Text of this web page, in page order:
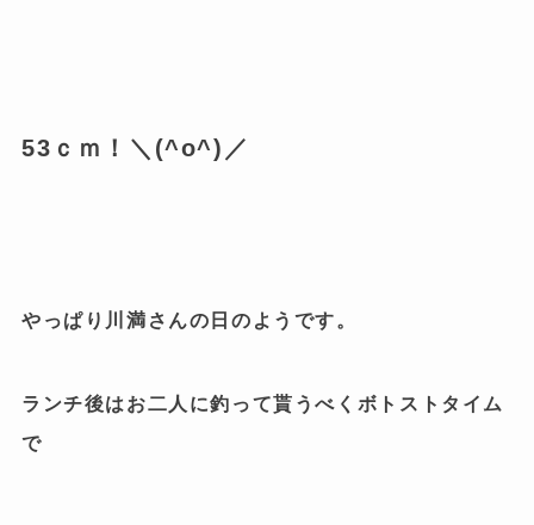
53ｃｍ！＼(^o^)／
やっぱり川満さんの日のようです。
ランチ後はお二人に釣って貰うべくボトストタイム
で